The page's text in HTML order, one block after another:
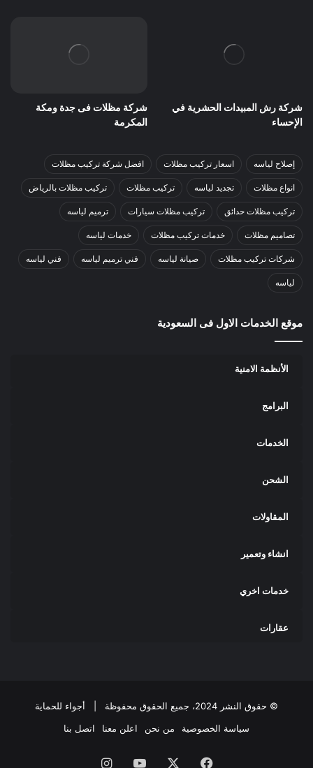
شركة رش المبيدات الحشرية في
الإحساء
شركة مظلات فى جدة ومكة
المكرمة
إصلاح لياسه اسعار تركيب مظلات افضل شركة تركيب مظلات
انواع مظلات تجديد لياسه تركيب مظلات تركيب مظلات بالرياض
تركيب مظلات حدائق تركيب مظلات سيارات ترميم لياسه
تصاميم مظلات خدمات تركيب مظلات خدمات لياسه
شركات تركيب مظلات صيانة لياسه فني ترميم لياسه فني لياسه
لياسه
موقع الخدمات الاول فى السعودية
الأنظمة الامنية
البرامج
الخدمات
الشحن
المقاولات
انشاء وتعمير
خدمات اخري
عقارات
© حقوق النشر 2024، جميع الحقوق محفوظة |
أجواء للحماية
سياسة الخصوصية
من نحن اعلن معنا اتصل بنا
فيسبوك ‫YouTubeانستقرام